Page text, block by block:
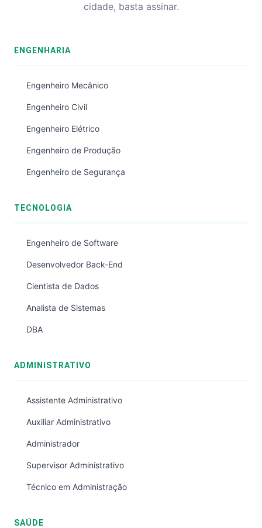
cidade, basta assinar.
ENGENHARIA
Engenheiro Mecânico
Engenheiro Civil
Engenheiro Elétrico
Engenheiro de Produção
Engenheiro de Segurança
TECNOLOGIA
Engenheiro de Software
Desenvolvedor Back-End
Cientista de Dados
Analista de Sistemas
DBA
ADMINISTRATIVO
Assistente Administrativo
Auxiliar Administrativo
Administrador
Supervisor Administrativo
Técnico em Administração
SAÚDE